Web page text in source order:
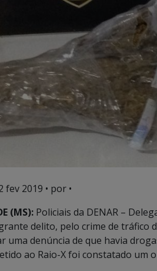
fev 2019 • por •
(MS): Policiais da DENAR –
delito, pelo crime de tráfico
uma denúncia de que havia
ao Raio-X foi constatado um